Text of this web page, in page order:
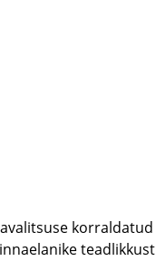
korraldatud
teadlikkust